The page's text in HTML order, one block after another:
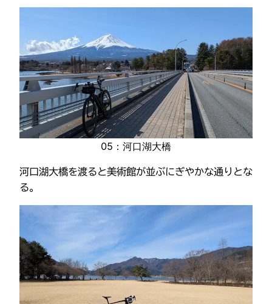
05：河口湖大橋
河口湖大橋を渡ると美術館が並ぶにぎやかな通りとな
る。